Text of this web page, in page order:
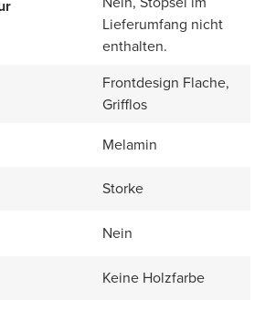
Lieferumfang nicht
enthalten.
Frontdesign Flache,
Grifflos
Melamin
Storke
Nein
Keine Holzfarbe